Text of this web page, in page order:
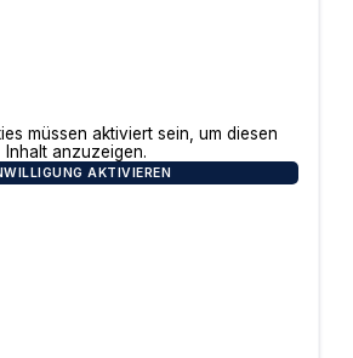
müssen aktiviert sein, um diesen
Inhalt anzuzeigen.
AKTIVIEREN